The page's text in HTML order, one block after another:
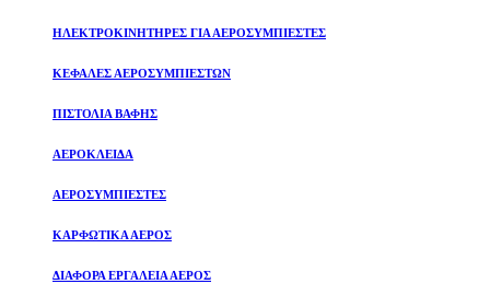
ΗΛΕΚΤΡΟΚΙΝΗΤΗΡΕΣ ΓΙΑ ΑΕΡΟΣΥΜΠΙΕΣΤΕΣ
ΚΕΦΑΛΕΣ ΑΕΡΟΣΥΜΠΙΕΣΤΩΝ
ΠΙΣΤΟΛΙΑ ΒΑΦΗΣ
ΑΕΡΟΚΛΕΙΔΑ
ΑΕΡΟΣΥΜΠΙΕΣΤΕΣ
ΚΑΡΦΩΤΙΚΑ ΑΕΡΟΣ
ΔΙΑΦΟΡΑ ΕΡΓΑΛΕΙΑ ΑΕΡΟΣ